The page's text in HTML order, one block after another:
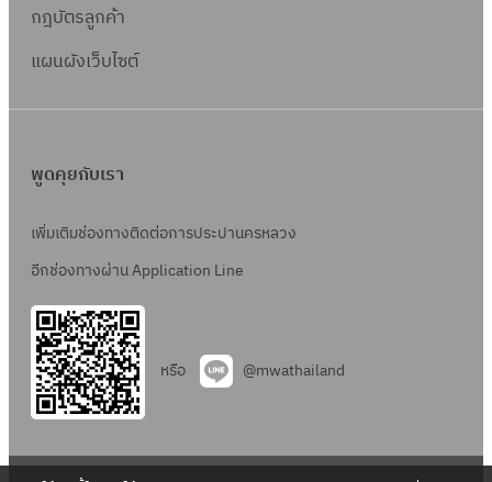
กฎบัตรลูกค้า
แผนผังเว็บไซต์
พูดคุยกับเรา
เพิ่มเติมช่องทางติดต่อการประปานครหลวง
อีกช่องทางผ่าน Application Line
หรือ @mwathailand